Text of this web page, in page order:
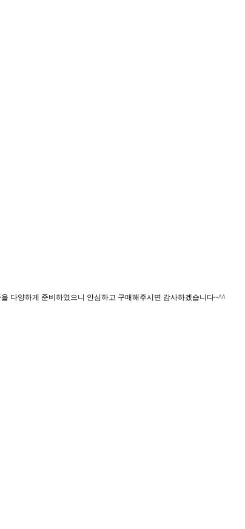
다양하게 준비하였으니 안심하고 구매해주시면 감사하겠습니다~^^